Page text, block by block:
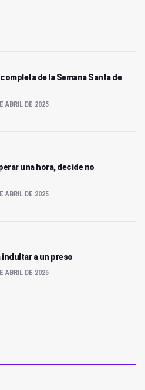
de la Semana Santa de
ABRIL DE 2025
una hora, decide no
ABRIL DE 2025
indultar a un preso
ABRIL DE 2025